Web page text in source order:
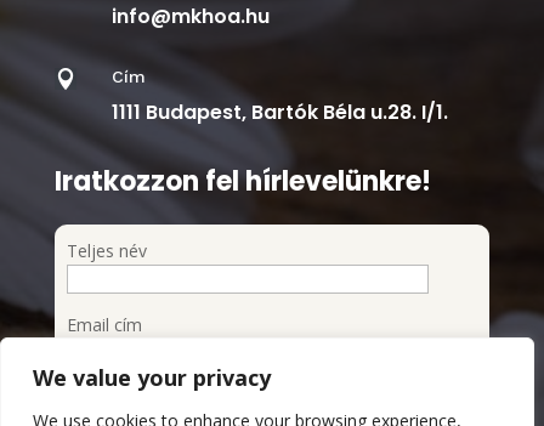
We value your privacy
We use cookies to enhance your browsing experience,
info@mkhoa.hu
 Cím
1111 Budapest, Bartók Béla u.28. I/1.
Iratkozzon fel hírlevelünkre!
Teljes név
Email cím